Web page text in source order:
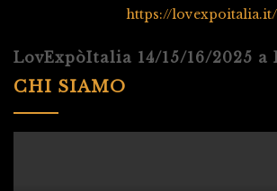
https://lovexpoitalia.it/
LovExpòItalia 14/15/16/2025 a
CHI SIAMO